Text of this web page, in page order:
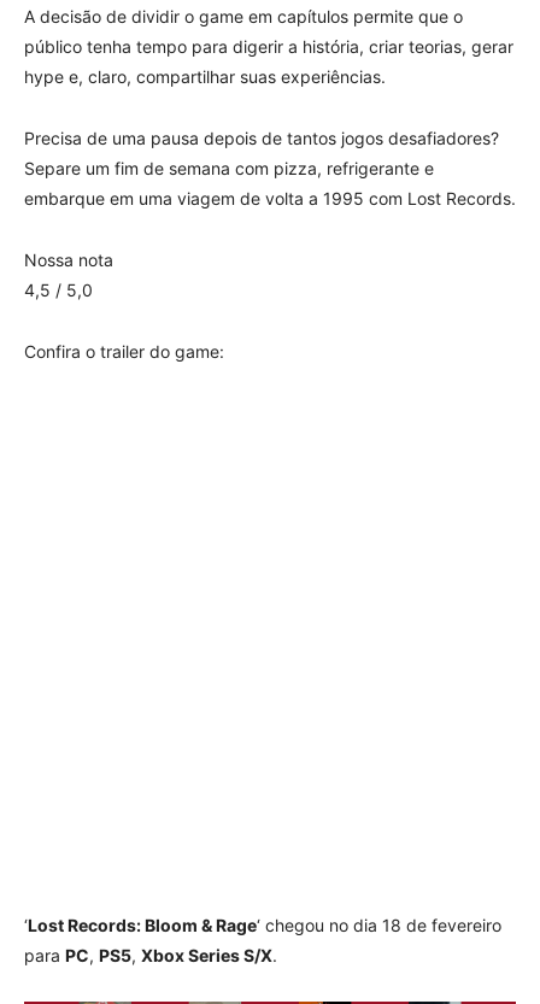
A decisão de dividir o game em capítulos permite que o
público tenha tempo para digerir a história, criar teorias, gerar
hype e, claro, compartilhar suas experiências.
Precisa de uma pausa depois de tantos jogos desafiadores?
Separe um fim de semana com pizza, refrigerante e
embarque em uma viagem de volta a 1995 com Lost Records.
Nossa nota
4,5 / 5,0
Confira o trailer do game:
‘Lost Records: Bloom & Rage‘ chegou no dia 18 de fevereiro
para PC, PS5, Xbox Series S/X.